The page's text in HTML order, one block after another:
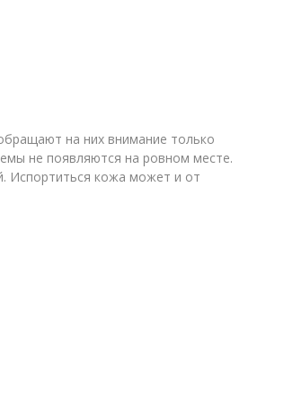
на них внимание только
не появляются на ровном месте.
Испортиться кожа может и от